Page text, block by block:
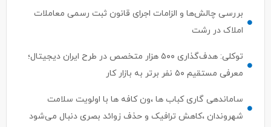
بررسی چالش‌ها و الزامات اجرای قانون ثبت رسمی معاملات
املاک در رشت
توکلی: هدف‌گذاری ۵۰۰ هزار متخصص در طرح ایران دیجیتال؛
معرفی مستقیم ۵۰ نفر برتر به بازار کار
ساماندهی گاری کباب ها ،ون کافه ها با اولویت سلامت
شهروندان ،کاهش ترافیک و حذف زوائد بصری دنبال می‌شود